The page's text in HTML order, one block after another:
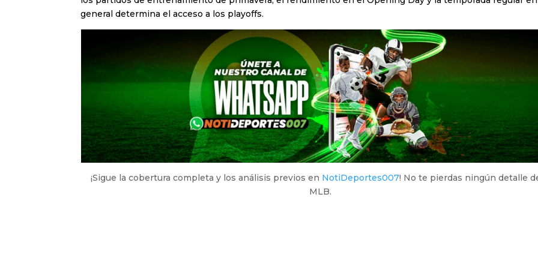
general determina el acceso a los playoffs.
¡Sigue la cobertura completa y los análisis previos en NotiDeportes007! No te pierdas ningún detalle
MLB.